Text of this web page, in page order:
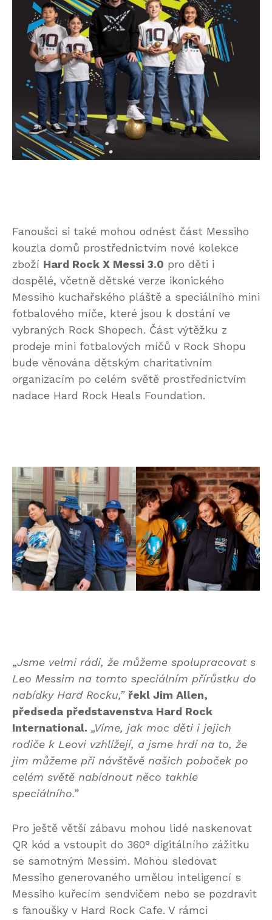
Fanoušci si také mohou odnést část Messiho
kouzla domů prostřednictvím nové kolekce
zboží Hard Rock X Messi 3.0 pro děti i
dospělé, včetně dětské verze ikonického
Messiho kuchařského pláště a speciálního mini
fotbalového míče, které jsou k dostání ve
vybraných Rock Shopech. Část výtěžku z
prodeje mini fotbalových míčů v Rock Shopu
bude věnována dětským charitativním
organizacím po celém světě prostřednictvím
nadace Hard Rock Heals Foundation.
„Jsme velmi rádi, že můžeme spolupracovat s
Leo Messim na tomto speciálním přírůstku do
nabídky Hard Rocku,” řekl Jim Allen,
předseda představenstva Hard Rock
International. „Víme, jak moc děti i jejich
rodiče k Leovi vzhlížejí, a jsme hrdí na to, že
jim můžeme při návštěvě našich poboček po
celém světě nabídnout něco takhle
speciálního.”
Pro ještě větší zábavu mohou lidé naskenovat
QR kód a vstoupit do 360° digitálního zážitku
se samotným Messim. Mohou sledovat
Messiho generovaného umělou inteligencí s
Messiho kuřecím sendvičem nebo se pozdravit
s fanoušky v Hard Rock Cafe. V rámci